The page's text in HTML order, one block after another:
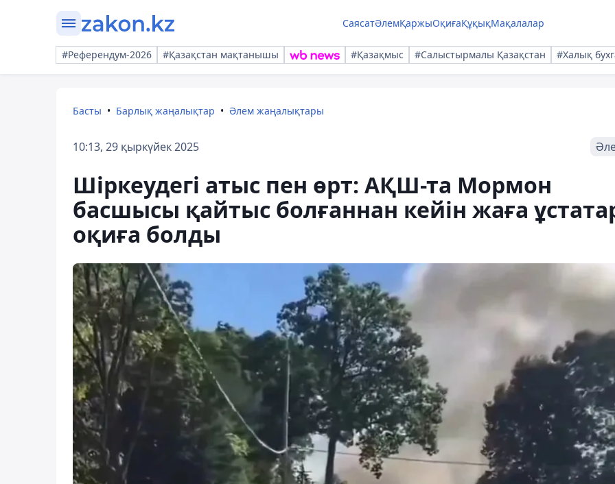
СаясатӘлемҚаржыОқиғаҚұқықМақалалар
#Референдум-2026 #Қазақстан мақтанышы #Қазақмыс #Салыстырмалы Қазақстан #Халық
Басты Барлық жаңалықтар Әлем жаңалықтары
10:13, 29 қыркүйек 2025
Шіркеудегі атыс пен өрт: АҚШ-та Мормон
басшысы қайтыс болғаннан кейін жаға
оқиға болды